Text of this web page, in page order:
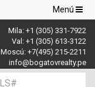
Navegación
de
palanca
Menú
Mila: +1 (305) 331-7922
Val: +1 (305) 613-3122
Moscú: +7(495) 215-2211
info@bogatovrealty.pe